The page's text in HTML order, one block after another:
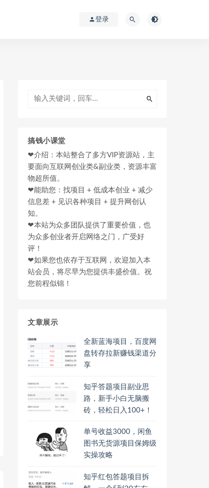
登录
搞钱小课堂
❤介绍：本站整合了多方VIP资源站，主
要面向互联网创业类&副业类，资源丰富
物超所值。
❤能助您：找项目 + 低成本创业 + 减少
信息差 + 见识各种项目 + 提升网创认
知。
❤本站为众多团队提供了重要价值，也
为众多创业者开启网络之门，广受好
评！
❤如果您也依存于互联网，欢迎加入本
站会员，将尽早为您提供丰盛价值。祝
您前程似锦！
文章展示
全新蓝海项目，百度网
盘转存拉新赚钱渠道分
享
知乎答题项目副业思
路，新手小白无脑搬
砖，轻松日入100+！
单号收益3000，闲鱼
图书无货源项目保姆级
实操攻略
知乎红包答题项目拆